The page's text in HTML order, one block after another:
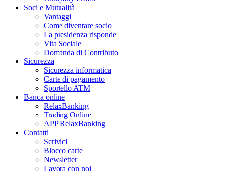
Soci e Mutualità
Vantaggi
Come diventare socio
La presidenza risponde
Vita Sociale
Domanda di Contributo
Sicurezza
Sicurezza informatica
Carte di pagamento
Sportello ATM
Banca online
RelaxBanking
Trading Online
APP RelaxBanking
Contatti
Scrivici
Blocco carte
Newsletter
Lavora con noi